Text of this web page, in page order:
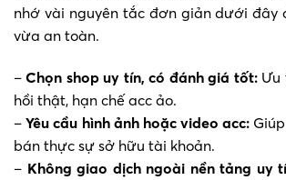
nhớ vài nguyên tắc đơn giản dưới đây
vừa an toàn.
–Chọn shop uy tín, có đánh giá tốt:Ưu
hồi thật, hạn chế acc ảo.
–Yêu cầu hình ảnh hoặc video acc:
bán thực sự sở hữu tài khoản.
– Không giao dịch ngoài nền tảng uy